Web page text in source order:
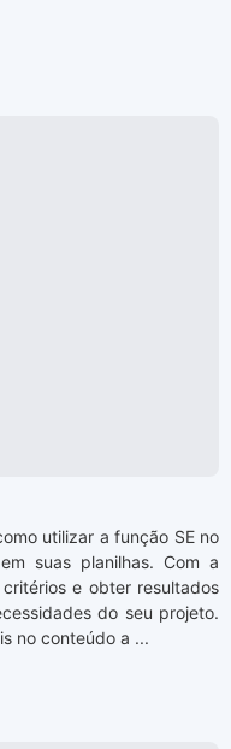
utilizar a função SE no
suas planilhas. Com a
e obter resultados
do seu projeto.
no conteúdo a ...